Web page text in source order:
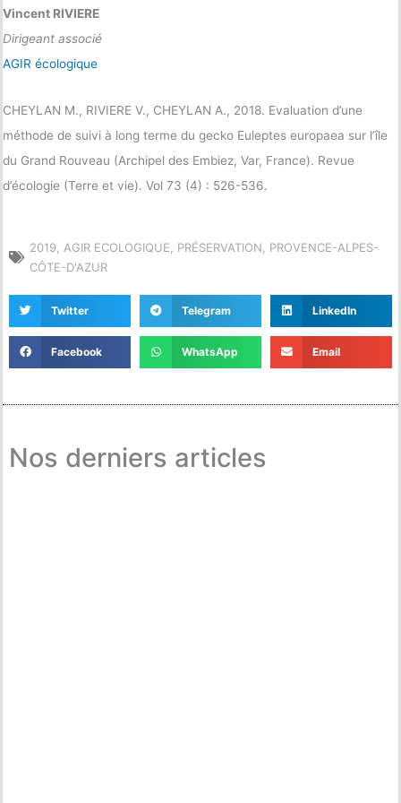
Vincent RIVIERE
Dirigeant associé
AGIR écologique
CHEYLAN M., RIVIERE V., CHEYLAN A., 2018. Evaluation d’une
méthode de suivi à long terme du gecko Euleptes europaea sur l’île
du Grand Rouveau (Archipel des Embiez, Var, France). Revue
d’écologie (Terre et vie). Vol 73 (4) : 526-536.
2019 AGIR ECOLOGIQUE PRÉSERVATION
PROVENCE-ALPES-
CÔTE-D'AZUR
Twitter Telegram LinkedIn
Facebook WhatsApp Email
Nos derniers articles